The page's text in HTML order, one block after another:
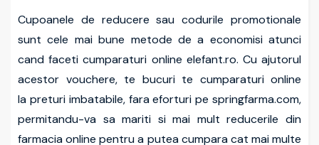
Cupoanele de reducere sau codurile promotionale
sunt cele mai bune metode de a economisi atunci
cand faceti cumparaturi online elefant.ro. Cu ajutorul
acestor vouchere, te bucuri te cumparaturi online
la preturi imbatabile, fara eforturi pe springfarma.com,
permitandu-va sa mariti si mai mult reducerile din
farmacia online pentru a putea cumpara cat mai multe